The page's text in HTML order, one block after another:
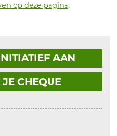
op deze pagina.
AAN
CHEQUE